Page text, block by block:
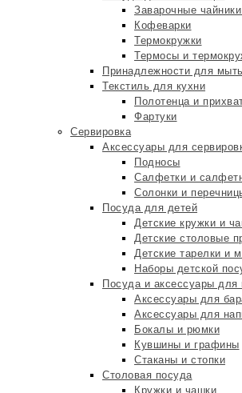
Заварочные
Кофеварки
Термокружки
Термосы и
Принадлежности для
Текстиль для кухни
Полотенца и
Фартуки
Сервировка
Аксессуары для
Подносы
Салфетки и
Солонки и
Посуда для детей
Детские кружки и
Детские столовые
Детские тарелки и
Наборы детской
Посуда и аксессуары для
Аксессуары для
Аксессуары для
Бокалы и рюмки
Кувшины и графины
Стаканы и стопки
Столовая посуда
Кружки и чашки